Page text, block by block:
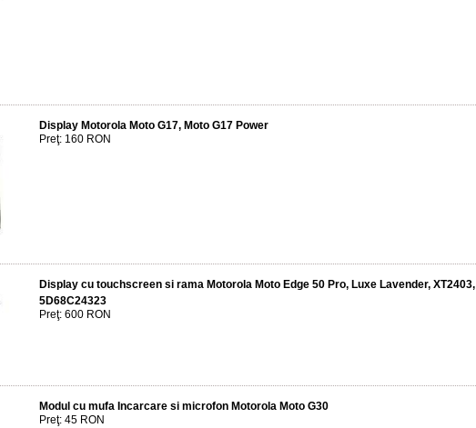
Display Motorola Moto G17, Moto G17 Power
Preţ: 160 RON
Display cu touchscreen si rama Motorola Moto Edge 50 Pro, Luxe Lavender, XT2403,
5D68C24323
Preţ: 600 RON
Modul cu mufa Incarcare si microfon Motorola Moto G30
Preţ: 45 RON